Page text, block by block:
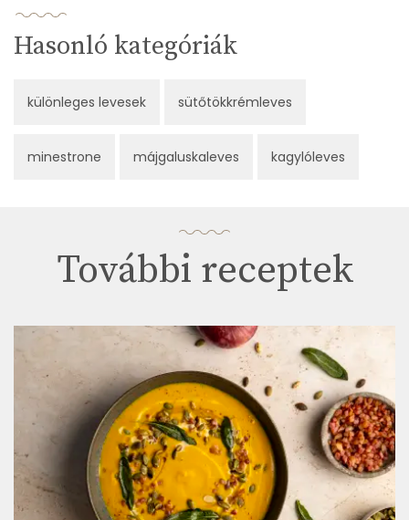
Hasonló kategóriák
különleges levesek sütőtökkrémleves
minestrone májgaluskaleves kagylóleves
További receptek